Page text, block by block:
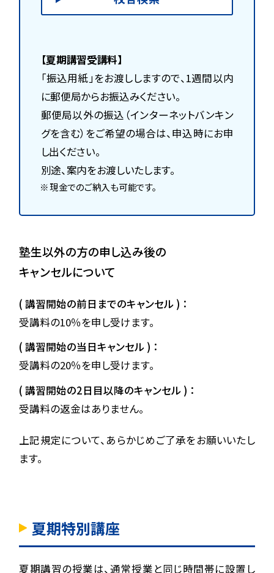
【夏期講習受講料】
「振込用紙」をお渡ししますので、1週間以内
に郵便局からお振込みください。
郵便局以外の振込（インターネットバンキン
グを含む）をご希望の場合は、申込時にお申
し出ください。
別途、案内をお渡しいたします。
現金でのご納入も可能です。
塾生以外の方の申し込み後の
キャンセルについて
( 講習開始の前日までのキャンセル ) ：
受講料の10％を申し受けます。
( 講習開始の当日キャンセル ) ：
受講料の20％を申し受けます。
( 講習開始の2日目以降のキャンセル ) ：
受講料の返金はありません。
上記規定について、あらかじめご了承をお願いいたし
ます。
夏期特別講座
夏期講習の授業は、通常授業と同じ時間帯に設置し